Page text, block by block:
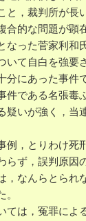
と，裁判所が長
合的な問題が顕
なった菅家利和
いて自白を強要
分にあった事件
件である名張毒
疑いが強く，当
例，とりわけ死
らず，誤判原因
，なんらとられ
ては，冤罪によ